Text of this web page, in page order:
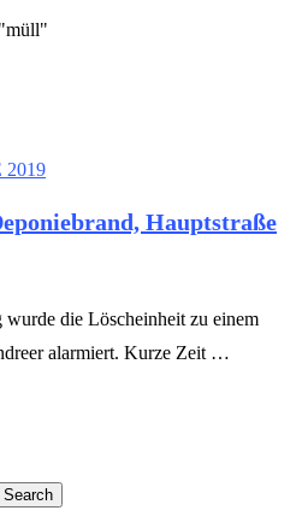
2019
Hauptstraße
wurde die Löscheinheit zu einem
alarmiert. Kurze Zeit …
Search